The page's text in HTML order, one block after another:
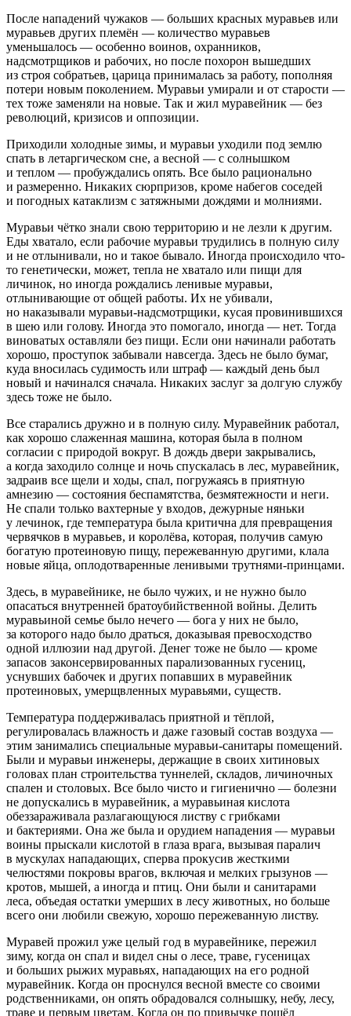
После нападений чужаков — больших красных муравьев или
муравьев других племён — количество муравьев
уменьшалось — особенно воинов, охранников,
надсмотрщиков и рабочих, но после похорон вышедших
из строя собратьев, царица принималась за работу, пополняя
потери новым поколением. Муравьи умирали и от старости —
тех тоже заменяли на новые. Так и жил муравейник — без
революций, кризисов и оппозиции.
Приходили холодные зимы, и муравьи уходили под землю
спать в летаргическом сне, а весной — с солнышком
и теплом — пробуждались опять. Все было рационально
и размеренно. Никаких сюрпризов, кроме набегов соседей
и погодных катаклизм с затяжными дождями и молниями.
Муравьи чётко знали свою территорию и не лезли к другим.
Еды хватало, если рабочие муравьи трудились в полную силу
и не отлынивали, но и такое бывало. Иногда происходило что-
то генетически, может, тепла не хватало или пищи для
личинок, но иногда рождались ленивые муравьи,
отлынивающие от общей работы. Их не убивали,
но наказывали муравьи-надсмотрщики, кусая провинившихся
в шею или голову. Иногда это помогало, иногда — нет. Тогда
виноватых оставляли без пищи. Если они начинали работать
хорошо, проступок забывали навсегда. Здесь не было бумаг,
куда вносилась судимость или штраф — каждый день был
новый и начинался сначала. Никаких заслуг за долгую службу
здесь тоже не было.
Все старались дружно и в полную силу. Муравейник работал,
как хорошо слаженная машина, которая была в полном
согласии с природой вокруг. В дождь двери закрывались,
а когда заходило солнце и ночь спускалась в лес, муравейник,
задраив все щели и ходы, спал, погружаясь в приятную
амнезию — состояния беспамятства, безмятежности и неги.
Не спали только вахтерные у входов, дежурные няньки
у лечинок, где температура была критична для превращения
червячков в муравьев, и королёва, которая, получив самую
богатую протеиновую пищу, пережеванную другими, клала
новые яйца, оплодотваренные ленивыми трутнями-принцами.
Здесь, в муравейнике, не было чужих, и не нужно было
опасаться внутренней братоубийственной войны. Делить
муравьиной семье было нечего — бога у них не было,
за которого надо было драться, доказывая превосходство
одной иллюзии над другой. Денег тоже не было — кроме
запасов законсервированных парализованных гусениц,
уснувших бабочек и других попавших в муравейник
протеиновых, умерщвленных муравьями, существ.
Температура поддерживалась приятной и тёплой,
регулировалась влажность и даже газовый состав воздуха —
этим занимались специальные муравьи-санитары помещений.
Были и муравьи инженеры, держащие в своих хитиновых
головах план строительства туннелей, складов, личиночных
спален и столовых. Все было чисто и гигиенично — болезни
не допускались в муравейник, а муравьиная кислота
обеззараживала разлагающуюся листву с грибками
и бактериями. Она же была и орудием нападения — муравьи
воины прыскали кислотой в глаза врага, вызывая паралич
в мускулах нападающих, сперва прокусив жесткими
челюстями покровы врагов, включая и мелких грызунов —
кротов, мышей, а иногда и птиц. Они были и санитарами
леса, объедая остатки умерших в лесу животных, но больше
всего они любили свежую, хорошо пережеванную листву.
Муравей прожил уже целый год в муравейнике, пережил
зиму, когда он спал и видел сны о лесе, траве, гусеницах
и больших рыжих муравьях, нападающих на его родной
муравейник. Когда он проснулся весной вместе со своими
родственниками, он опять обрадовался солнышку, небу, лесу,
траве и первым цветам. Когда он по привычке пошёл